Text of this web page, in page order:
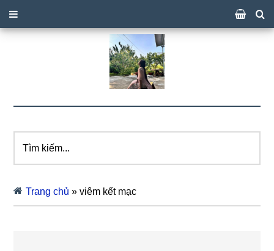
kiếm...
Trang chủ »viêm kết mạc